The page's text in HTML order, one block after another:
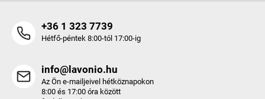
+36 1 323 7739
Hétfő-péntek 8:00-tól 17:00-ig
info@lavonio.hu
Az Ön e-mailjeivel hétköznapokon
8:00 és 17:00 óra között